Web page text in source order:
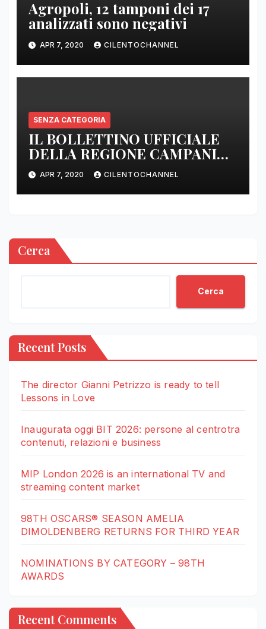
Agropoli, 12 tamponi dei 17
analizzati sono negativi
APR 7, 2020 CILENTOCHANNEL
SENZA CATEGORIA
IL BOLLETTINO UFFICIALE
DELLA REGIONE CAMPANIA
DELLE ORE 22.00
APR 7, 2020 CILENTOCHANNEL
Cerca
Cerca
Recent Posts
The director Gianni Petrizzo is ready to tell
Lessons in Love
Inaugurata oggi BIT 2026: persone al centrotra
contenuti, relazioni e business
MIP London 2026 is an international TV and
streaming content market
98TH OSCARS® SEASON AMELIA
DIMOLDENBERG RETURNS FOR THIRD YEAR
NOMINATIONS BY CATEGORY – 98TH
AWARDS
Recent Comments